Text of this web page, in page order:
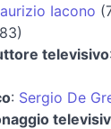
Iacono
televisivo:
: Sergio De